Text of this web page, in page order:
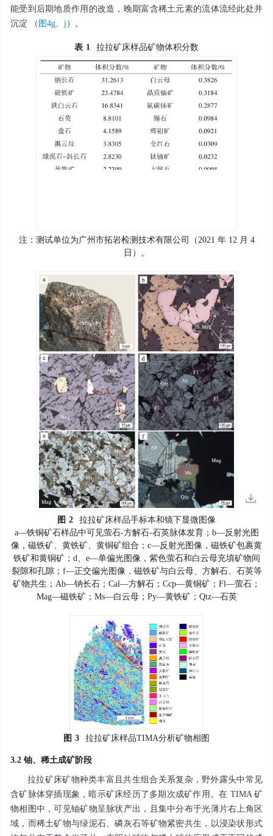
能受到后期地质作用的改造，晚期富含稀土元素的流体流经此处并
沉淀 （ 图4g、j ）。
表 1 拉拉矿床样品矿物体积分数
注：测试单位为广州市拓岩检测技术有限公司（2021 年 12 月 4
日）。
图 2
拉拉矿床样品手标本和镜下显微图像
a—铁铜矿石样品中可见萤石-方解石-石英脉体发育；b—反射光图
像，磁铁矿、黄铁矿、黄铜矿组合；c—反射光图像，磁铁矿包裹黄
铁矿和黄铜矿；d、e—单偏光图像，紫色萤石和白云母充填矿物间
裂隙和孔隙；f—正交偏光图像，磁铁矿与白云母、方解石、石英等
矿物共生；Ab—钠长石；Cal—方解石；Ccp—黄铜矿；Fl—萤石；
Mag—磁铁矿；Ms—白云母；Py—黄铁矿；Qtz—石英
图 3 拉拉矿床样品TIMA分析矿物相图
3.2 铀、稀土成矿阶段
拉拉矿床矿物种类丰富且共生组合关系复杂，野外露头中常见
含矿脉体穿插现象，暗示矿床经历了多期次成矿作用。在 TIMA 矿
物相图中，可见铀矿物呈脉状产出，且集中分布于光薄片右上角区
域，而稀土矿物与绿泥石、磷灰石等矿物紧密共生，以浸染状形式